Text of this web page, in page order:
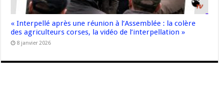
« Interpellé après une réunion à l’Assemblée : la colère
des agriculteurs corses, la vidéo de l’interpellation »
8 janvier 2026